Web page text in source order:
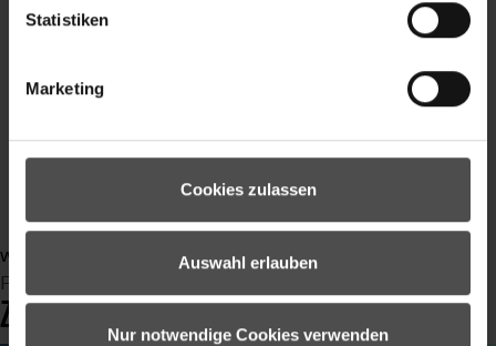
Statistiken
Marketing
Cookies zulassen
Auswahl erlauben
Nur notwendige Cookies verwenden
Schnee
Skifahren
outdoor
weiterlesen ...
Freitag, 28 Oktober 2022 16:03
ZIENER X LAVALAN®